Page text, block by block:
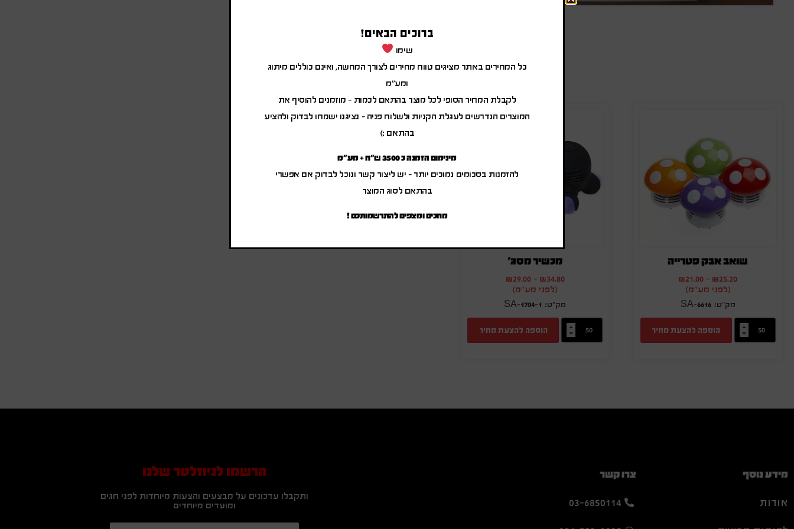
מוצרים משודרגים
שואב אבק פטרייה
₪25.20
-
₪21.00
(לפני מע"מ)
SA-6616
הוספה להצעת מחיר
מכשיר מסג'
₪34.80
-
₪29.00
(לפני מע"מ)
SA-1704-1
הוספה להצעת מחיר
מידע נוסף
אודות
צרו קשר
03-6850114
הרשמו לניוזלטר שלנו
ותקבלו עדכונים על מבצעים והצעות מיוחדות לפני חגים
ומועדים מיוחדים
ברוכים הבאים!
שימו
כל המחירים באתר מציגים טווח מחירים לצורך המחשה, ואינם כוללים מיתוג
ומע"מ
לקבלת המחיר הסופי לכל מוצר בהתאם לכמות – מוזמנים להוסיף את
המוצרים הנדרשים לעגלת הקניות ולשלוח פניה – נציגנו ישמחו לבדוק ולהציע
בהתאם :)
מינימום הזמנה כ 3500 ש"ח + מע"מ
להזמנות בסכומים נמוכים יותר – יש ליצור קשר ונוכל לבדוק אם אפשרי
בהתאם לסוג המוצר
מחכים ומצפים להתרשמותכם !